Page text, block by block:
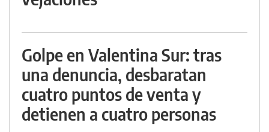
Golpe en Valentina Sur: tras
una denuncia, desbaratan
cuatro puntos de venta y
detienen a cuatro personas